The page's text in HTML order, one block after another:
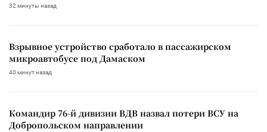
32 минуты назад
Взрывное устройство сработало в пассажирском
микроавтобусе под Дамаском
40 минут назад
Командир 76-й дивизии ВДВ назвал потери ВСУ на
Добропольском направлении